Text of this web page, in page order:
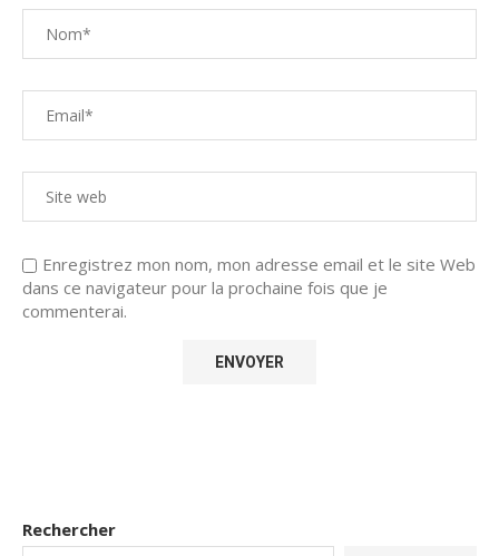
Enregistrez mon nom, mon adresse email et le site Web
dans ce navigateur pour la prochaine fois que je
commenterai.
Rechercher